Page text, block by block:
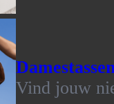
Vind jouw